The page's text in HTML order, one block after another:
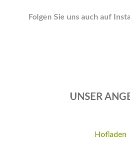
Folgen Sie uns auch auf
UNSER
Hofladen